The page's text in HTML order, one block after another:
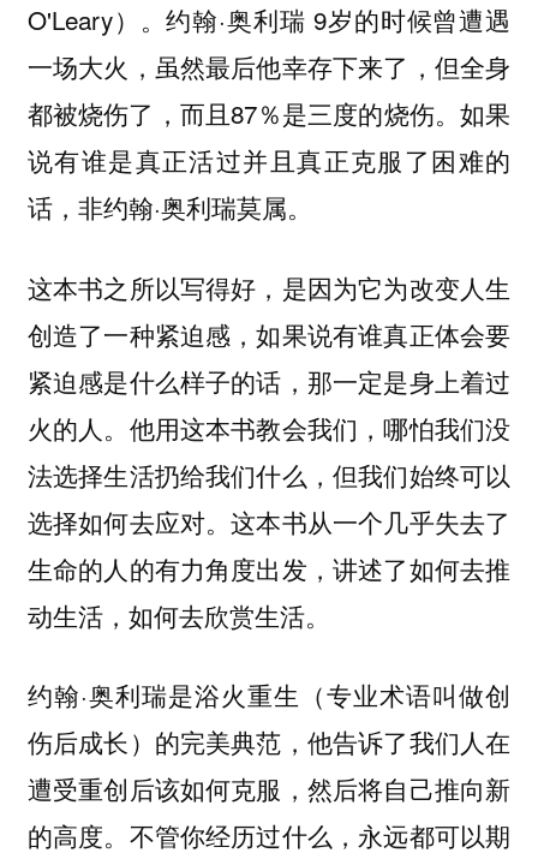
O'Leary）。约翰·奥利瑞 9岁的时候曾遭遇
一场大火，虽然最后他幸存下来了，但全身
都被烧伤了，而且87％是三度的烧伤。如果
说有谁是真正活过并且真正克服了困难的
话，非约翰·奥利瑞莫属。
这本书之所以写得好，是因为它为改变人生
创造了一种紧迫感，如果说有谁真正体会要
紧迫感是什么样子的话，那一定是身上着过
火的人。他用这本书教会我们，哪怕我们没
法选择生活扔给我们什么，但我们始终可以
选择如何去应对。这本书从一个几乎失去了
生命的人的有力角度出发，讲述了如何去推
动生活，如何去欣赏生活。
约翰·奥利瑞是浴火重生（专业术语叫做创
伤后成长）的完美典范，他告诉了我们人在
遭受重创后该如何克服，然后将自己推向新
的高度。不管你经历过什么，永远都可以期